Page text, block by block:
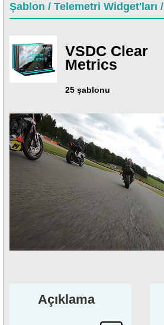
Şablon / Telemetri Widget'ları /
VSDC Clear
Metrics
25 şablonu
Açıklama